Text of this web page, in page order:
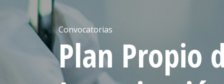
Convocatorias
Plan Propio